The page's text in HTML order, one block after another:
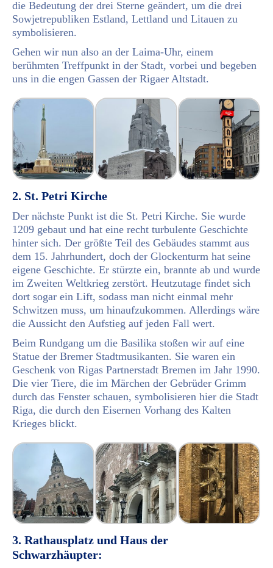
die Bedeutung der drei Sterne geändert, um die drei
Sowjetrepubliken Estland, Lettland und Litauen zu
symbolisieren.
Gehen wir nun also an der Laima-Uhr, einem
berühmten Treffpunkt in der Stadt, vorbei und begeben
uns in die engen Gassen der Rigaer Altstadt.
2. St. Petri Kirche
Der nächste Punkt ist die St. Petri Kirche. Sie wurde
1209 gebaut und hat eine recht turbulente Geschichte
hinter sich. Der größte Teil des Gebäudes stammt aus
dem 15. Jahrhundert, doch der Glockenturm hat seine
eigene Geschichte. Er stürzte ein, brannte ab und wurde
im Zweiten Weltkrieg zerstört. Heutzutage findet sich
dort sogar ein Lift, sodass man nicht einmal mehr
Schwitzen muss, um hinaufzukommen. Allerdings wäre
die Aussicht den Aufstieg auf jeden Fall wert.
Beim Rundgang um die Basilika stoßen wir auf eine
Statue der Bremer Stadtmusikanten. Sie waren ein
Geschenk von Rigas Partnerstadt Bremen im Jahr 1990.
Die vier Tiere, die im Märchen der Gebrüder Grimm
durch das Fenster schauen, symbolisieren hier die Stadt
Riga, die durch den Eisernen Vorhang des Kalten
Krieges blickt.
3. Rathausplatz und Haus der
Schwarzhäupter: